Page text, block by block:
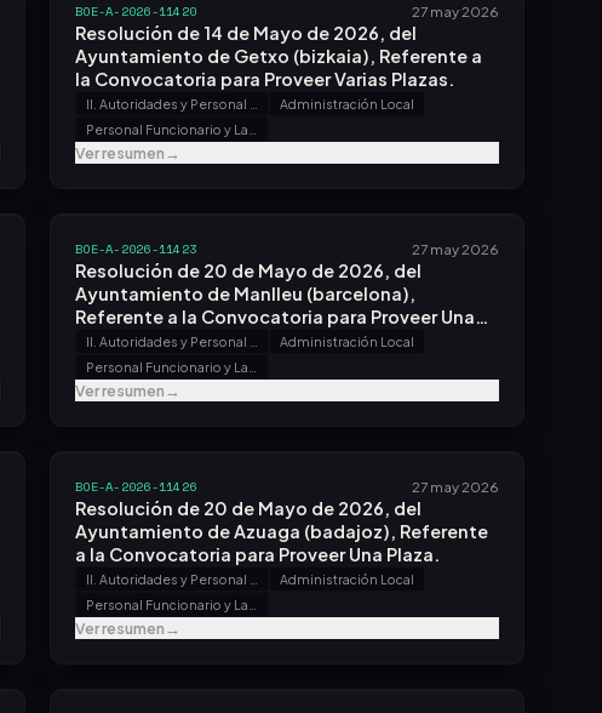
BOE-A-2026-11420 27 may 2026
Resolución de 14 de Mayo de 2026, del
Ayuntamiento de Getxo (bizkaia), Referente a
la Convocatoria para Proveer Varias Plazas.
Administración Local
Ver resumen→
BOE-A-2026-11423 27 may 2026
Resolución de 20 de Mayo de 2026, del
Ayuntamiento de Manlleu (barcelona),
Referente a la Convocatoria para Proveer Una
Plaza.
Administración Local
Ver resumen→
BOE-A-2026-11426 27 may 2026
Resolución de 20 de Mayo de 2026, del
Ayuntamiento de Azuaga (badajoz), Referente
a la Convocatoria para Proveer Una Plaza.
Administración Local
Ver resumen→